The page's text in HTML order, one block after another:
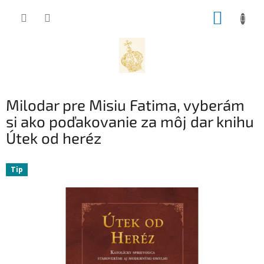
Milodar pre Misiu Fatima, vyberám
si ako poďakovanie za môj dar knihu
Útek od heréz
Tip